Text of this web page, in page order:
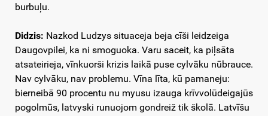
burbuļu.
Didzis: Nazkod Ludzys situaceja beja cīši leidzeiga
Daugovpilei, ka ni smoguoka. Varu saceit, ka piļsāta
atsateirieja, vīnkuorši krizis laikā puse cylvāku nūbrauce.
Nav cylvāku, nav problemu. Vīna līta, kū pamaneju:
bierneibā 90 procentu nu myusu izauga krīvvolūdeigajūs
pogolmūs, latvyski runuojom gondreiž tik školā. Latvīšu